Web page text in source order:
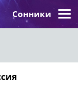
Сонники